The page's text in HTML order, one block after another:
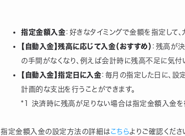
指定金額入金：好きなタイミングで金額を指定して
【自動入金】残高に応じて入金（おすすめ） ：残高が
の手間がなくなり、例えば会計時に残高不足に気付
【自動入金】指定日に入金：毎月の指定した日に、
計画的な支出を行うことができます。
*1 決済時に残高が足りない場合は指定金額入金を
指定金額入金の設定方法の詳細はこちらよりご確認くださ